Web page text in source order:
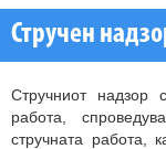
Стручен
Стручниот надзор
работа,
стручната работа,